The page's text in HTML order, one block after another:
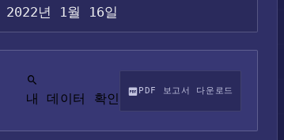
2022년 1월 16일
내 데이터 확인
PDF 보고서 다운로드